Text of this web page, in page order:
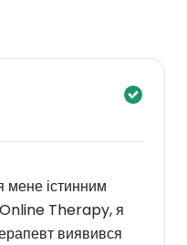
мене істинним
Therapy, я
виявився